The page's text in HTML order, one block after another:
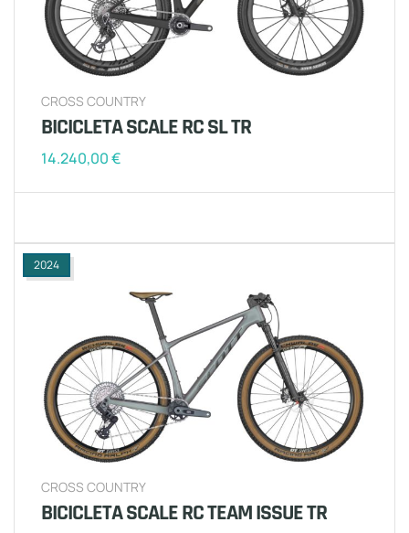
CROSS COUNTRY
BICICLETA SCALE RC SL TR
14.240,00€
2024
CROSS COUNTRY
BICICLETA SCALE RC TEAM ISSUE TR